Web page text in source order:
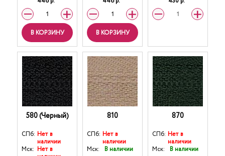
В КОРЗИНУ В КОРЗИНУ
580 (Черный)
СПб: Нет в
наличии
Мск: Нет в
810
СПб: Нет в
наличии
Мск:
В наличии
870
СПб: Нет в
наличии
Мск:
В наличии